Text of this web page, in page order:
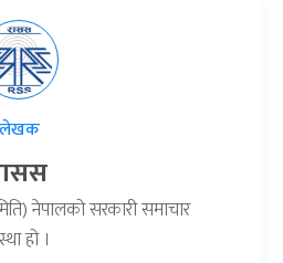
लेखक
नेपालको सरकारी समाचार
हो ।